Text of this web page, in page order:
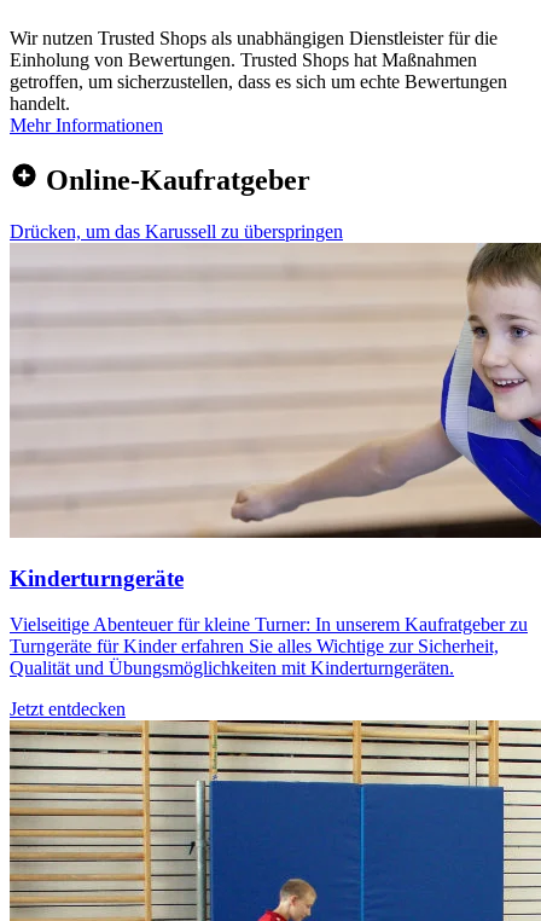
Wir nutzen Trusted Shops als unabhängigen Dienstleister für die
Einholung von Bewertungen. Trusted Shops hat Maßnahmen
getroffen, um sicherzustellen, dass es sich um echte Bewertungen
handelt.
Mehr Informationen
Online-Kaufratgeber
Drücken, um das Karussell zu überspringen
Kinderturngeräte
Vielseitige Abenteuer für kleine Turner: In unserem Kaufratgeber zu
Turngeräte für Kinder erfahren Sie alles Wichtige zur Sicherheit,
Qualität und Übungsmöglichkeiten mit Kinderturngeräten.
Jetzt entdecken